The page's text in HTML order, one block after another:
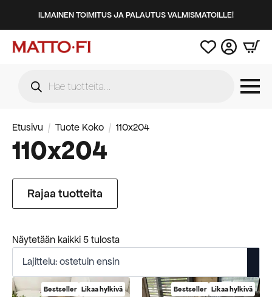
ILMAINEN TOIMITUS JA PALAUTUS VALMISMATOILLE!
search
Etusivu Tuote Koko 110x204
110x204
Rajaa tuotteita
Näytetään kaikki 5 tulostaSuosituimmat
Bestseller Likaa hylkivä Bestseller Likaa hylkivä